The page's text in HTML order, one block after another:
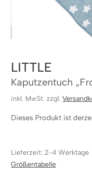
LITTLE
Kaputzentuch
inkl. MwSt. zzgl.
Dieses Produkt ist
Lieferzeit: 2-4 Werktage
Größentabelle